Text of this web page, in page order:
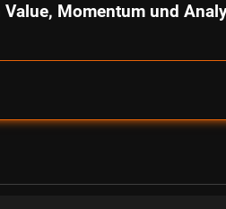
Momentum und